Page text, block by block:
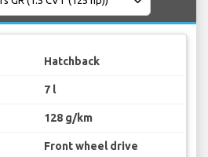
Hatchback
7 l
128 g/km
Front wheel drive